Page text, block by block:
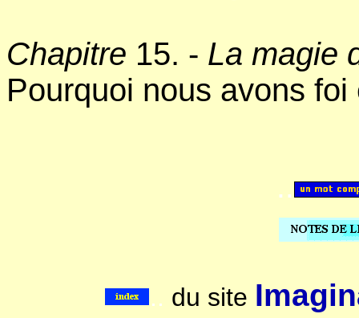
Chapitre 15. - La magie
Pourquoi nous avons
..
.. du site